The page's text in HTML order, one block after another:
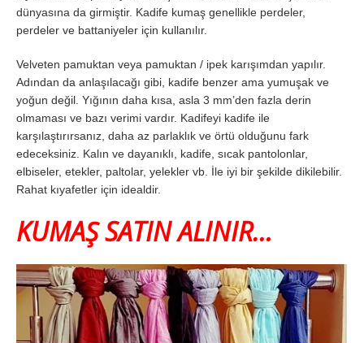
dünyasına da girmiştir. Kadife kumaş genellikle perdeler,
perdeler ve battaniyeler için kullanılır.
Velveten pamuktan veya pamuktan / ipek karışımdan yapılır.
Adından da anlaşılacağı gibi, kadife benzer ama yumuşak ve
yoğun değil. Yığının daha kısa, asla 3 mm’den fazla derin
olmaması ve bazı verimi vardır. Kadifeyi kadife ile
karşılaştırırsanız, daha az parlaklık ve örtü olduğunu fark
edeceksiniz. Kalın ve dayanıklı, kadife, sıcak pantolonlar,
elbiseler, etekler, paltolar, yelekler vb. İle iyi bir şekilde dikilebilir.
Rahat kıyafetler için idealdir.
KUMAŞ SATIN ALINIR…